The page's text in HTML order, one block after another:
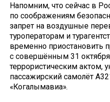
Напомним, что сейчас в
по соображениям
запрет на воздушные
туроператорам и
временно приостановить
с совершённым 31
террористическим актом,
пассажирский самолёт
«Когалымавиа».